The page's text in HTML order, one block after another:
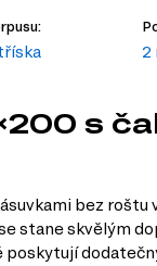
2
s
bez
stane skvělým